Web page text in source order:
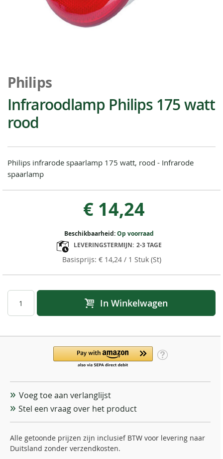
naar
het
begin
van
de
gallerij
Philips
Infraroodlamp Philips 175 watt
rood
Philips infrarode spaarlamp 175 watt, rood - Infrarode
spaarlamp
€ 14,24
€ 14,24/ 1 Stuk (St)
Beschikbaarheid:Op voorraad
LEVERINGSTERMIJN: 2-3 TAGE
In Winkelwagen
Voeg toe aan verlanglijst
Stel een vraag over het product
Alle getoonde prijzen zijn inclusief BTW voor levering naar
Duitsland zonder verzendkosten.